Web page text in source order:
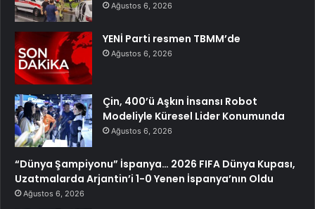
Ağustos 6, 2026
YENİ Parti resmen TBMM’de
Ağustos 6, 2026
Çin, 400’ü Aşkın İnsansı Robot
Modeliyle Küresel Lider Konumunda
Ağustos 6, 2026
“Dünya Şampiyonu” İspanya… 2026 FIFA Dünya Kupası,
Uzatmalarda Arjantin’i 1-0 Yenen İspanya’nın Oldu
Ağustos 6, 2026